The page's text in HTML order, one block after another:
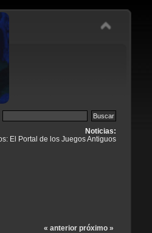
Noticias:
El Portal de los Juegos Antiguos
« anterior próximo »